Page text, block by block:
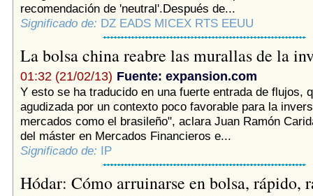
recomendación de 'neutral'.Después de...
Significado de: DZ EADS MICEX RTS EEUU
La bolsa china reabre las murallas de la
01:32 (21/02/13) Fuente: expansion.com
Y esto se ha traducido en una fuerte entrada de flujos,
agudizada por un contexto poco favorable para la
mercados como el brasileño", aclara Juan Ramón
del máster en Mercados Financieros e...
Significado de: IP
Hódar: Cómo arruinarse en bolsa,